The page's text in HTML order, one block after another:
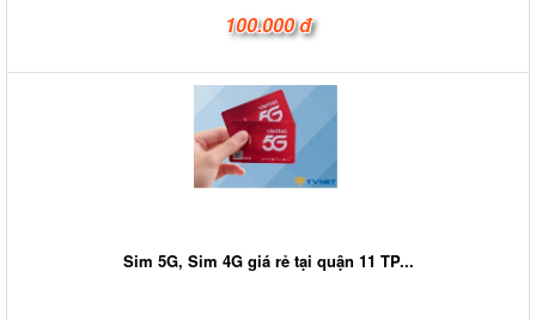
100.000 đ
Sim 5G, Sim 4G giá rẻ tại quận 11 TP...